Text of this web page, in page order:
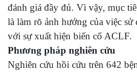
đánh giá đầy đủ. Vì vậy, mục
là làm rõ ảnh hưởng của việc
với sự xuất hiện biến cố ACLF.
Phương pháp nghiên cứu
Nghiên cứu hồi cứu trên 642